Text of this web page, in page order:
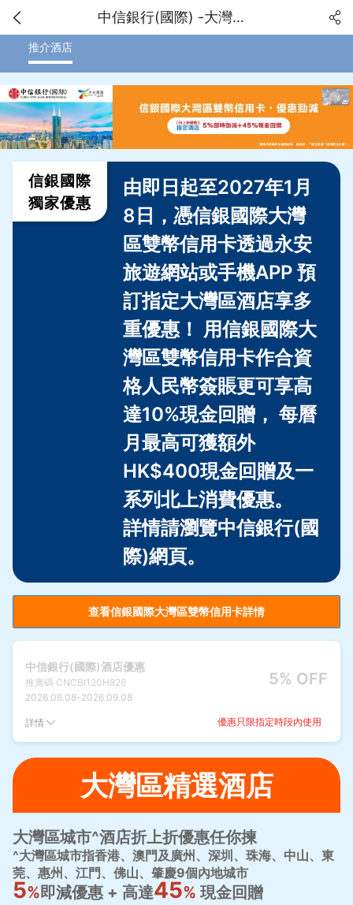
中信銀行(國際) -大灣區優惠
推介酒店
信銀國際
獨家優惠
由即日起至2027年1月
8日，憑信銀國際大灣
區雙幣信用卡透過永安
旅遊網站或手機APP 預
訂指定大灣區酒店享多
重優惠！ 用信銀國際大
灣區雙幣信用卡作合資
格人民幣簽賬更可享高
達10%現金回贈， 每曆
月最高可獲額外
HK$400現金回贈及一
系列北上消費優惠。
詳情請瀏覽中信銀行(國
際)網頁。
查看信銀國際大灣區雙幣信用卡詳情
中信銀行(國際)酒店優惠
推廣碼 CNCBI120H826
2026.08.08-2026.09.08
5% OFF
詳情 優惠只限指定時段內使用
大灣區精選酒店
大灣區城市^酒店折上折優惠任你揀
^大灣區城市指香港、澳門及廣州、深圳、珠海、中山、東
莞、惠州、江門、佛山、肇慶9個內地城市
5%即減優惠 + 高達45% 現金回贈